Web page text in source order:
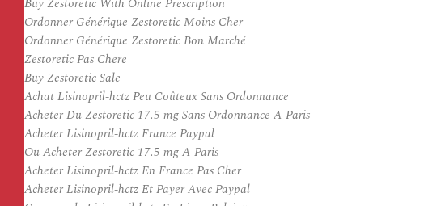
Ordonner Générique Zestoretic Moins Cher
Ordonner Générique Zestoretic Bon Marché
Zestoretic Pas Chere
Buy Zestoretic Sale
Achat Lisinopril-hctz Peu Coûteux Sans Ordonnance
Acheter Du Zestoretic 17.5 mg Sans Ordonnance A Paris
Acheter Lisinopril-hctz France Paypal
Ou Acheter Zestoretic 17.5 mg A Paris
Acheter Lisinopril-hctz En France Pas Cher
Acheter Lisinopril-hctz Et Payer Avec Paypal